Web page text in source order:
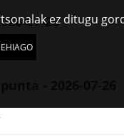
ez ditugu
07-26